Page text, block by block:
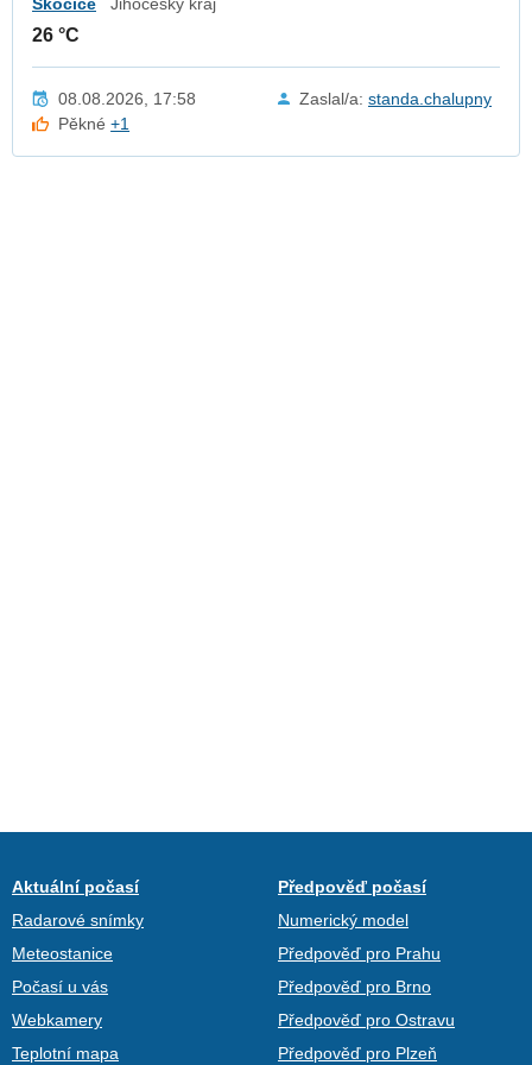
26 °C
08.08.2026, 17:58 Zaslal/a: standa.chalupny
Pěkné+1
Aktuální počasí
Radarové snímky
Meteostanice
Počasí u vás
Webkamery
Teplotní mapa
Předpověď počasí
Numerický model
Předpověď pro Prahu
Předpověď pro Brno
Předpověď pro Ostravu
Předpověď pro Plzeň